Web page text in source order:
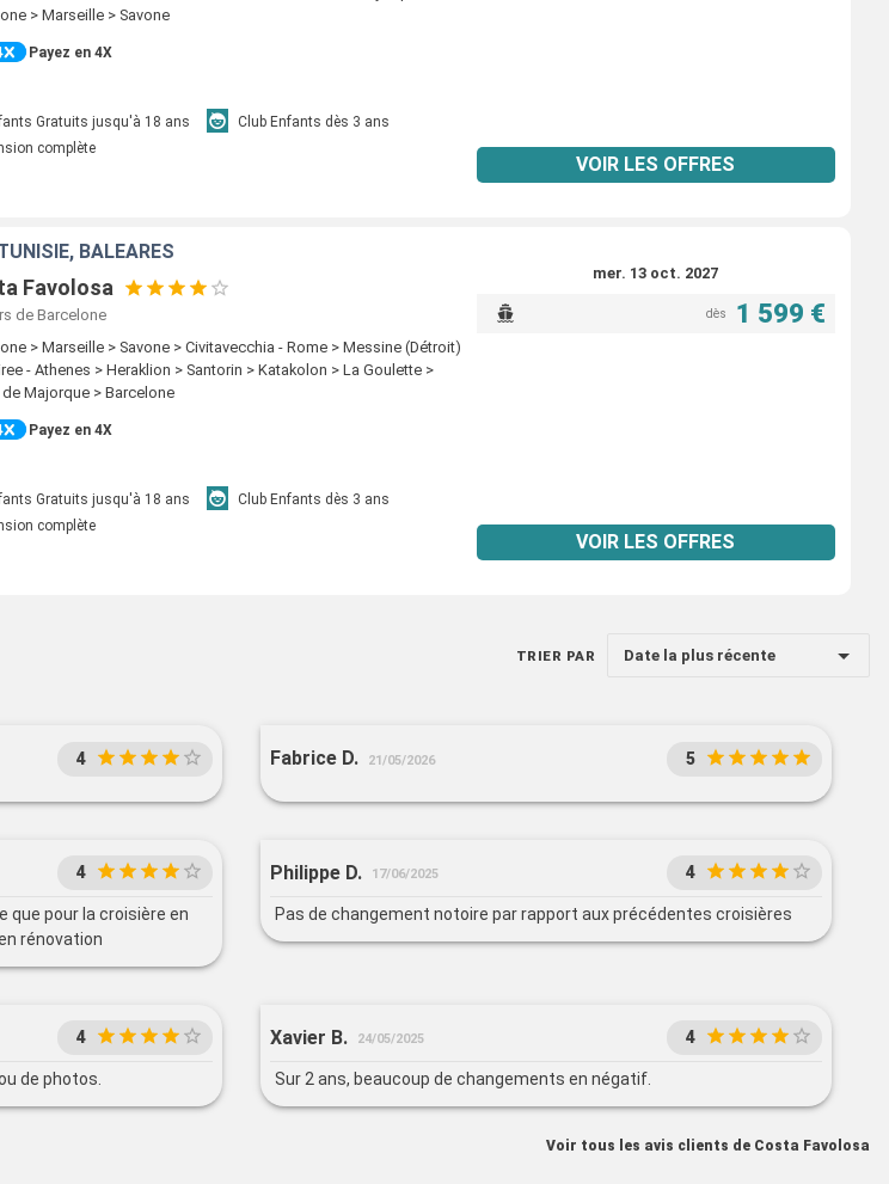
> Marseille > Savone
Payez en 4X
Gratuits jusqu'à 18 ans
Club Enfants dès 3 ans
complète
VOIR LES OFFRES
BALÉARES
Favolosa
de Barcelone
> Marseille > Savone > Civitavecchia - Rome > Messine (Détroit)
- Athenes > Heraklion > Santorin > Katakolon > La Goulette >
de Majorque > Barcelone
Payez en 4X
Gratuits jusqu'à 18 ans
Club Enfants dès 3 ans
complète
mer. 13 oct. 2027
dès 1 599 €
VOIR LES OFFRES
TRIER PAR Date la plus récente
4 Fabrice D. 21/05/2026 5
4
que pour la croisière en
rénovation
Philippe D. 17/06/2025 4
Pas de changement notoire par rapport aux précédentes croisières
4
de photos.
Xavier B. 24/05/2025 4
Sur 2 ans, beaucoup de changements en négatif.
Voir tous les avis clients de Costa Favolosa